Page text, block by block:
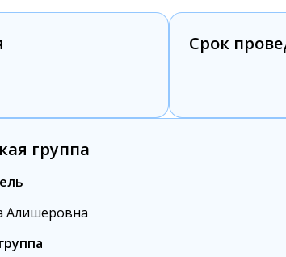
Срок
группа
Алишеровна